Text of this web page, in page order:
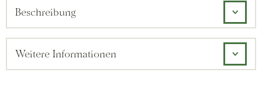
Beschreibung
Weitere Informationen